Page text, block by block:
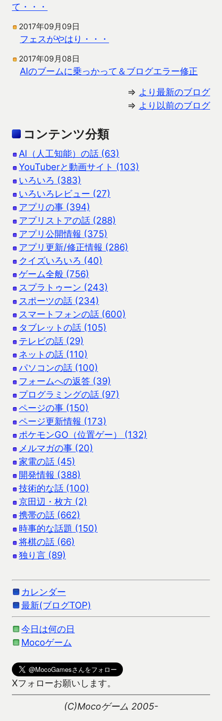
て・・・
2017年09月09日
フェスがやはり・・・
2017年09月08日
AIのブームに乗っかって＆ブログエラー修正
⇒ より最新のブログ
⇒ より以前のブログ
コンテンツ分類
AI（人工知能）の話 (63)
YouTuberと動画サイト (103)
いろいろ (383)
いろいろレビュー (27)
アプリの事 (394)
アプリストアの話 (288)
アプリ公開情報 (375)
アプリ更新/修正情報 (286)
クイズいろいろ (40)
ゲーム全般 (756)
スプラトゥーン (243)
スポーツの話 (234)
スマートフォンの話 (600)
タブレットの話 (105)
テレビの話 (29)
ネットの話 (110)
パソコンの話 (100)
フォームへの返答 (39)
プログラミングの話 (97)
ページの事 (150)
ページ更新情報 (173)
ポケモンGO（位置ゲー） (132)
メルマガの事 (20)
家電の話 (45)
開発情報 (388)
技術的な話 (100)
京田辺・枚方 (2)
携帯の話 (662)
時事的な話題 (150)
将棋の話 (66)
独り言 (89)
カレンダー
最新(ブログTOP)
今日は何の日
Mocoゲーム
Xフォローお願いします。
(C)Mocoゲーム 2005-